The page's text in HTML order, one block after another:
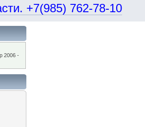
+7(985) 762-78-10
2006 -